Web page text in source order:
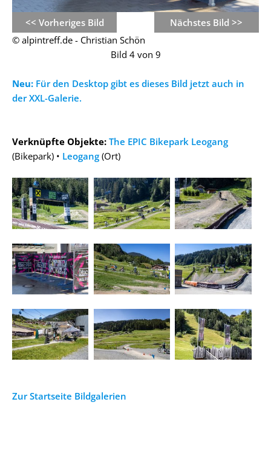
<< Vorheriges Bild
Nächstes Bild >>
© alpintreff.de - Christian Schön
Bild 4 von 9
Neu: Für den Desktop gibt es dieses Bild jetzt auch in
der XXL-Galerie.
Verknüpfte Objekte: The EPIC Bikepark Leogang
(Bikepark) • Leogang (Ort)
Zur Startseite Bildgalerien